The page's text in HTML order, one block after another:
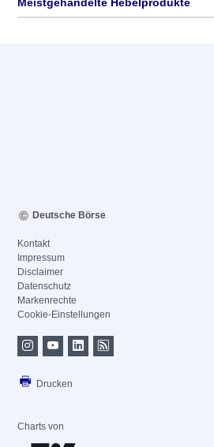
Deutsche Börse
Kontakt
Impressum
Disclaimer
Datenschutz
Markenrechte
Cookie-Einstellungen
Drucken
Charts von